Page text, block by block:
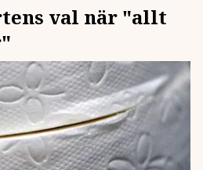
val när "allt